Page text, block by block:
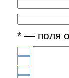
* — поля